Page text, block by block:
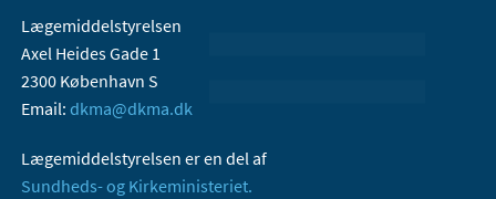
Lægemiddelstyrelsen
Axel Heides Gade 1
2300 København S
Email: dkma@dkma.dk
Lægemiddelstyrelsen er en del af
Sundheds- og Kirkeministeriet.